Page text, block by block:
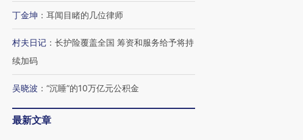
丁金坤 ： 耳闻目睹的几位律师
村夫日记 ： 长护险覆盖全国 筹资和服务给予将持
续加码
吴晓波 ： “沉睡”的10万亿元公积金
最新文章